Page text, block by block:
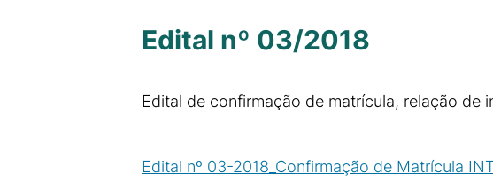
Edital nº 03/2018
Edital de confirmação de matrícula, relação de
Edital nº 03-2018_Confirmação de Matrícula